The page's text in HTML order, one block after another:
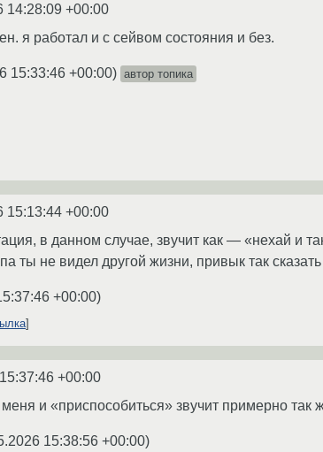
14:28:09 +00:00
я работал и с сейвом состояния и без.
15:33:46 +00:00) автор топика
15:13:44 +00:00
в данном случае, звучит как — «нехай и
ты не видел другой жизни, привык так
+00:00)
+00:00
и «приспособиться» звучит примерно так
15:38:56 +00:00)